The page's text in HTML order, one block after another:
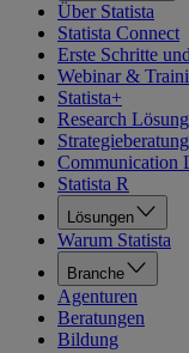
Über Statista
Statista Connect
Erste Schritte
Webinar &
Statista+
Research
Strategieberatung
Communication
Statista R
Lösungen
Warum Statista
Branche
Agenturen
Beratungen
Bildung